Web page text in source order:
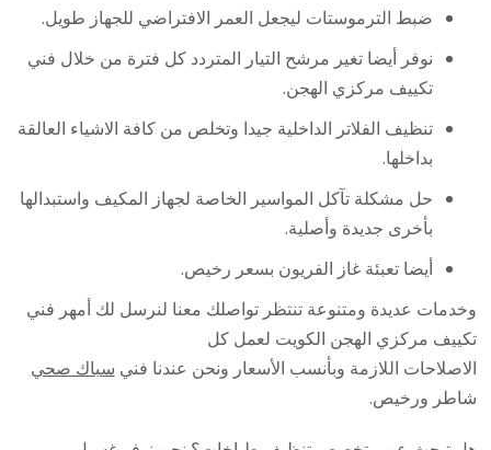
ضبط الترموستات ليجعل العمر الافتراضي للجهاز طويل.
نوفر أيضا تغير مرشح التيار المتردد كل فترة من خلال فني
تكييف مركزي الهجن.
تنظيف الفلاتر الداخلية جيدا وتخلص من كافة الاشياء العالقة
بداخلها.
حل مشكلة تآكل المواسير الخاصة لجهاز المكيف واستبدالها
بأخرى جديدة وأصلية.
أيضا تعبئة غاز الفريون بسعر رخيص.
وخدمات عديدة ومتنوعة تنتظر تواصلك معنا لنرسل لك أمهر فني
تكييف مركزي الهجن الكويت لعمل كل
الاصلاحات اللازمة وبأنسب الأسعار ونحن عندنا فني سباك صحي
شاطر ورخيص.